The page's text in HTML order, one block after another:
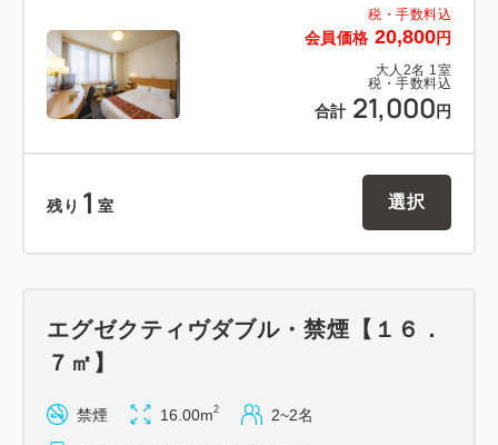
◆１泊１回券（７７０円）
◆入庫は夜０時までですので、その前にお入り下さい
◆車高２．１メートルまで
館内には・・・
飲食店舗、コンビニ（ファミリーマート）、銀行、Ａ
税・手数料込
会員価格 20,800円
大人 2名 1 室
税・手数料込
合計 21,000 円
残り 1 室 選択
エグゼクティヴダブル・禁煙【１６．
７㎡】
禁煙 16.00m2 2~2名